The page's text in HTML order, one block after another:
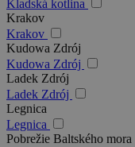
Kladská kotlina
Krakov
Krakov
Kudowa Zdrój
Kudowa Zdrój
Ladek Zdrój
Ladek Zdrój
Legnica
Legnica
Pobrežie Baltského mora